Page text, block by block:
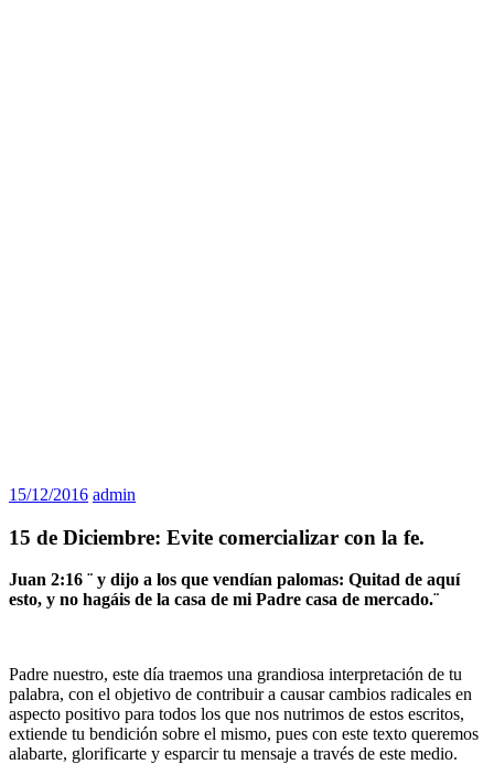
15/12/2016 admin
15 de Diciembre: Evite comercializar con la fe.
Juan 2:16 ¨ y dijo a los que vendían palomas: Quitad de aquí
esto, y no hagáis de la casa de mi Padre casa de mercado.¨
Padre nuestro, este día traemos una grandiosa interpretación de tu
palabra, con el objetivo de contribuir a causar cambios radicales en
aspecto positivo para todos los que nos nutrimos de estos escritos,
extiende tu bendición sobre el mismo, pues con este texto queremos
alabarte, glorificarte y esparcir tu mensaje a través de este medio.